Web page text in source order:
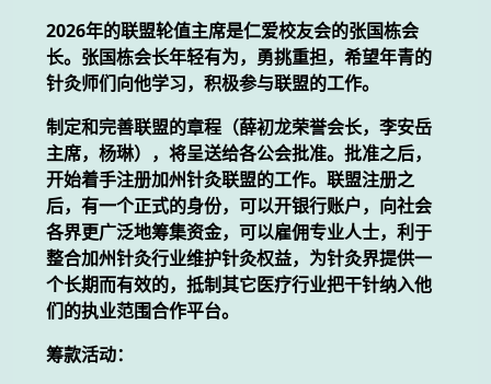
2026年的联盟轮值主席是仁爱校友会的张国栋会
长。张国栋会长年轻有为，勇挑重担，希望年青的
针灸师们向他学习，积极参与联盟的工作。
制定和完善联盟的章程（薛初龙荣誉会长，李安岳
主席，杨琳），将呈送给各公会批准。批准之后，
开始着手注册加州针灸联盟的工作。联盟注册之
后，有一个正式的身份，可以开银行账户，向社会
各界更广泛地筹集资金，可以雇佣专业人士，利于
整合加州针灸行业维护针灸权益，为针灸界提供一
个长期而有效的，抵制其它医疗行业把干针纳入他
们的执业范围合作平台。
筹款活动：